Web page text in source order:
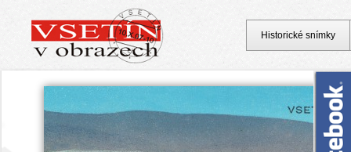
Historické snímky